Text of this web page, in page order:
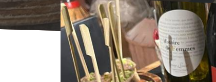
Accueil Agenda Agenda